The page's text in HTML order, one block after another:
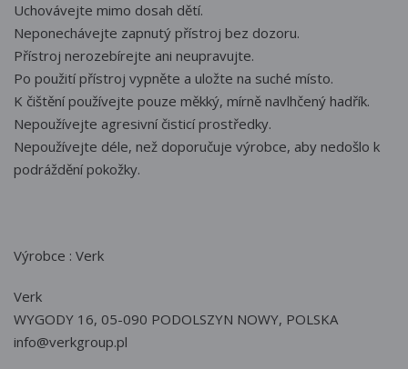
Uchovávejte mimo dosah dětí.
Neponechávejte zapnutý přístroj bez dozoru.
Přístroj nerozebírejte ani neupravujte.
Po použití přístroj vypněte a uložte na suché místo.
K čištění používejte pouze měkký, mírně navlhčený hadřík.
Nepoužívejte agresivní čisticí prostředky.
Nepoužívejte déle, než doporučuje výrobce, aby nedošlo k
podráždění pokožky.
Výrobce : Verk
Verk
WYGODY 16, 05-090 PODOLSZYN NOWY, POLSKA
info@verkgroup.pl